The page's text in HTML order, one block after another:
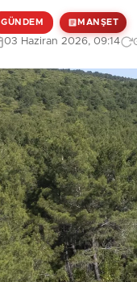
GÜNDEM MANŞET
03 Haziran 2026, 09:14